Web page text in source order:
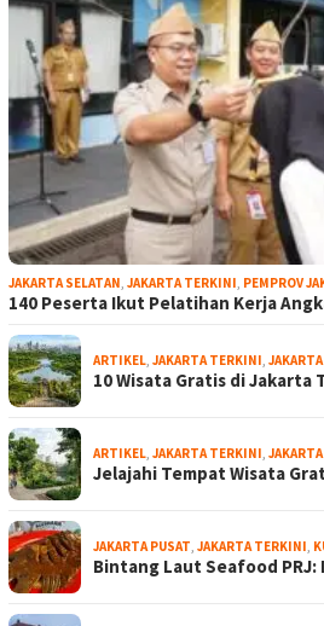
JAKARTA SELATAN, JAKARTA TERKINI, PEMPROV
140 Peserta Ikut Pelatihan Kerja
ARTIKEL, JAKARTA TERKINI,
10 Wisata Gratis di
ARTIKEL, JAKARTA TERKINI,
Jelajahi Tempat Wisata
JAKARTA PUSAT, JAKARTA TERKINI,
Bintang Laut Seafood